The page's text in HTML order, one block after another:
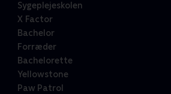
Sygeplejeskolen
X Factor
Bachelor
Forræder
Bachelorette
Yellowstone
Paw Patrol